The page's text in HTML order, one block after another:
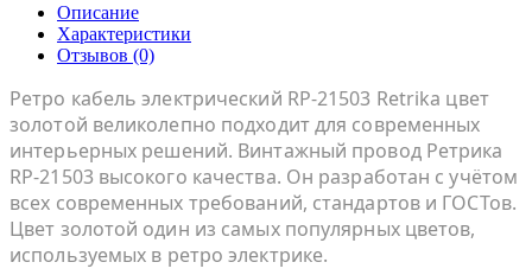
Описание
Характеристики
Отзывов (0)
Ретро кабель электрический RP-21503 Retrika цвет
золотой великолепно подходит для современных
интерьерных решений. Винтажный провод Ретрика
RP-21503 высокого качества. Он разработан с учётом
всех современных требований, стандартов и ГОСТов.
Цвет золотой один из самых популярных цветов,
используемых в ретро электрике.